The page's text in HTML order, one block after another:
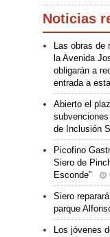
Noticias
Las obras de
la Avenida
obligarán a
entrada a
Abierto el
de Inclusión
Picofino
Siero de
Esconde”
Siero
parque
Los jóvenes